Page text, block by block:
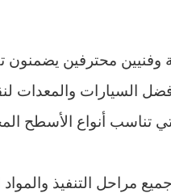
محترفين يضمنون
السيارات والمعدات
أنواع الأسطح
مراحل التنفيذ